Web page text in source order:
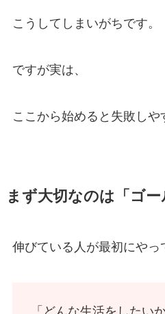
こうしてしまいがちです。
ですが実は、
ここから始めると失敗しや
まず大切なのは「ゴ
伸びている人が最初にやっ